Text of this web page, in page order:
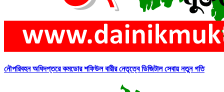
নৌপরিবহন অধিদপ্তরে কমডোর শফিউল বারীর নেতৃত্বে ডিজিটাল সেবায় নতুন গতি